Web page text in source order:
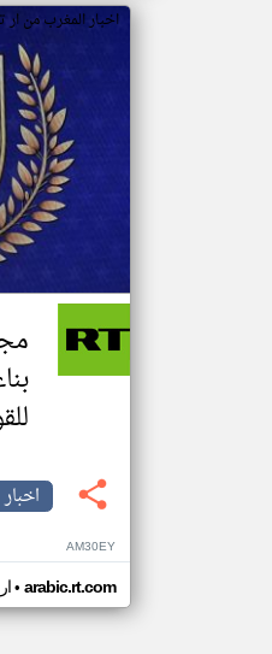
اخبار المغرب من
AM30EY
• arabic.rt.com